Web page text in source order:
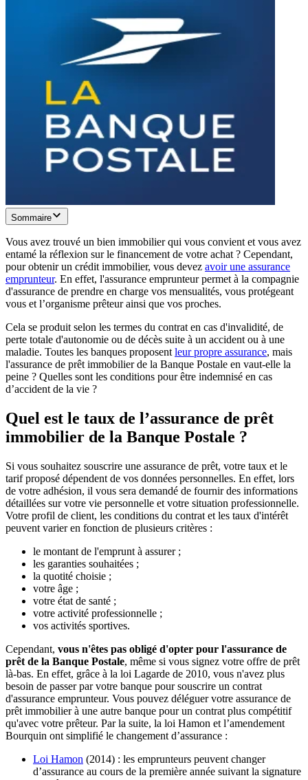
Sommaire
Vous avez trouvé un bien immobilier qui vous convient et vous avez
entamé la réflexion sur le financement de votre achat ? Cependant,
pour obtenir un crédit immobilier, vous devez avoir une assurance
emprunteur. En effet, l'assurance emprunteur permet à la compagnie
d'assurance de prendre en charge vos mensualités, vous protégeant
vous et l’organisme prêteur ainsi que vos proches.
Cela se produit selon les termes du contrat en cas d'invalidité, de
perte totale d'autonomie ou de décès suite à un accident ou à une
maladie. Toutes les banques proposent leur propre assurance, mais
l'assurance de prêt immobilier de la Banque Postale en vaut-elle la
peine ? Quelles sont les conditions pour être indemnisé en cas
d’accident de la vie ?
Quel est le taux de l’assurance de prêt
immobilier de la Banque Postale ?
Si vous souhaitez souscrire une assurance de prêt, votre taux et le
tarif proposé dépendent de vos données personnelles. En effet, lors
de votre adhésion, il vous sera demandé de fournir des informations
détaillées sur votre vie personnelle et votre situation professionnelle.
Votre profil de client, les conditions du contrat et les taux d'intérêt
peuvent varier en fonction de plusieurs critères :
le montant de l'emprunt à assurer ;
les garanties souhaitées ;
la quotité choisie ;
votre âge ;
votre état de santé ;
votre activité professionnelle ;
vos activités sportives.
Cependant, vous n'êtes pas obligé d'opter pour l'assurance de
prêt de la Banque Postale, même si vous signez votre offre de prêt
là-bas. En effet, grâce à la loi Lagarde de 2010, vous n'avez plus
besoin de passer par votre banque pour souscrire un contrat
d'assurance emprunteur. Vous pouvez déléguer votre assurance de
prêt immobilier à une autre banque pour un contrat plus compétitif
qu'avec votre prêteur. Par la suite, la loi Hamon et l’amendement
Bourquin ont simplifié le changement d’assurance :
Loi Hamon (2014) : les emprunteurs peuvent changer
d’assurance au cours de la première année suivant la signature